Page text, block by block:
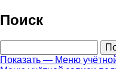
Перейти
к
основному
Поиск
Показать — Меню